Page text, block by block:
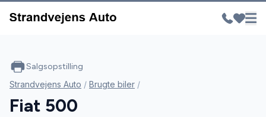
Salgsopstilling
Strandvejens Auto / Brugte biler /
Fiat 500